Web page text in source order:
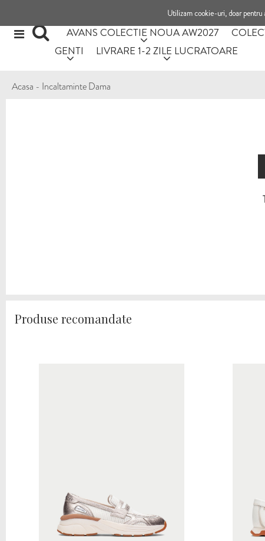
Utilizam cookie-uri, doar
AVANS COLECTIE NOUA AW2027
GENTI
LIVRARE 1-2 ZILE LUCRATOARE
Acasa - Incaltaminte Dama
Produse recomandate